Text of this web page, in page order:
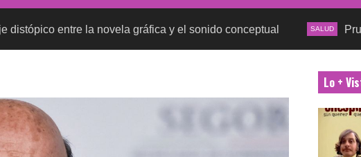
la novela gráfica y el sonido conceptual SALUD Pruebas de
Lo +